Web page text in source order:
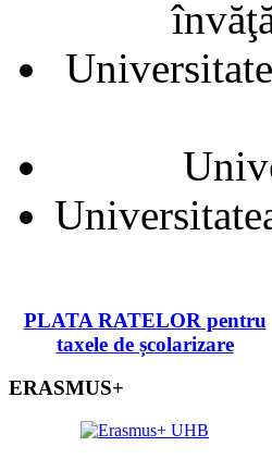
PLATA RATELOR pentru
taxele de școlarizare
ERASMUS+